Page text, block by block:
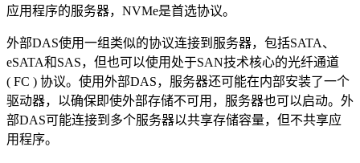
应用程序的服务器，NVMe是首选协议。
外部DAS使用一组类似的协议连接到服务器，包括SATA、
eSATA和SAS，但也可以使用处于SAN技术核心的光纤通道
( FC ) 协议。使用外部DAS，服务器还可能在内部安装了一个
驱动器，以确保即使外部存储不可用，服务器也可以启动。外
部DAS可能连接到多个服务器以共享存储容量，但不共享应
用程序。